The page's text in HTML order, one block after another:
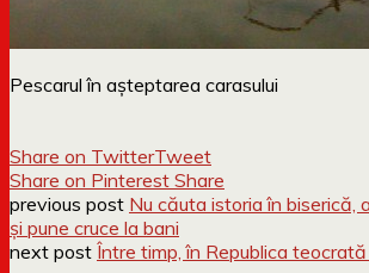
Pescarul în așteptarea carasului
Share on TwitterTweet
Share on Pinterest Share
previous post Nu căuta istoria în biserică,
și pune cruce la bani
next post Între timp, în Republica